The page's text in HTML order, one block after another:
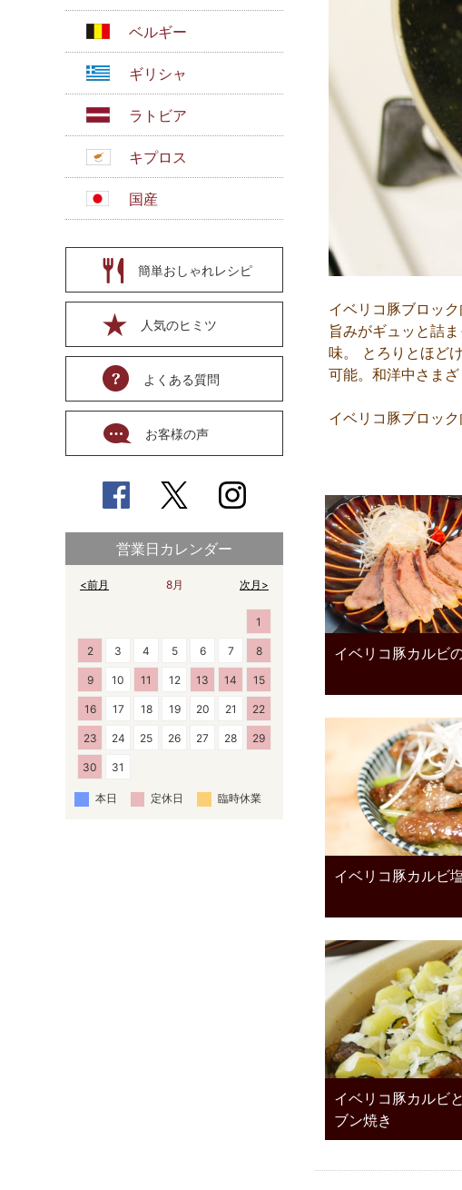
ベルギー
ギリシャ
ラトビア
キプロス
国産
簡単おしゃれレシピ
人気のヒミツ
よくある質問
お客様の声
営業日カレンダー
8月
<前月 次月>
1
2 3 4 5 6 7 8
9 10 11 12 13 14 15
16 17 18 19 20 21 22
23 24 25 26 27 28 29
30 31
本日 定休日 臨時休業
イベリコ豚ブロッ
旨みがギュッと詰
味。 とろりとほど
可能。和洋中さまざ
イベリコ豚ブロッ
イベリコ豚カルビ
イベリコ豚カルビ
イベリコ豚カルビ
ブン焼き